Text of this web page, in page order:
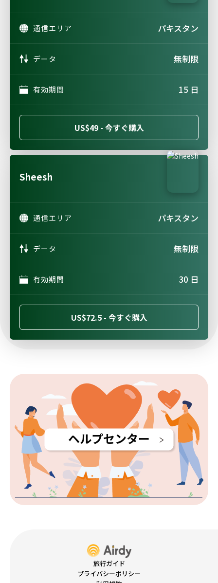
通信エリア パキスタン
データ 無制限
有効期間 15 日
US$49 - 今すぐ購入
Sheesh
通信エリア パキスタン
データ 無制限
有効期間 30 日
US$72.5 - 今すぐ購入
ヘルプセンター
旅行ガイド
プライバシーポリシー